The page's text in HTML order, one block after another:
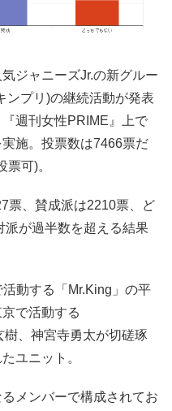
ジャニーズJr.の新グルー
ンプリ)の継続活動が発表
週刊女性PRIME』上で
施。投票数は7466票だ
可)。
票、賛成派は2210票、ど
派が過半数を超える結果
動する「Mr.King」の平
で活動する
樹、神宮寺勇太が切磋琢
ユニット。
メンバーで構成されてお